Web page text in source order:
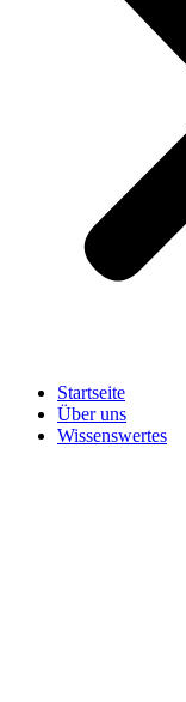
Startseite
Über uns
Wissenswertes